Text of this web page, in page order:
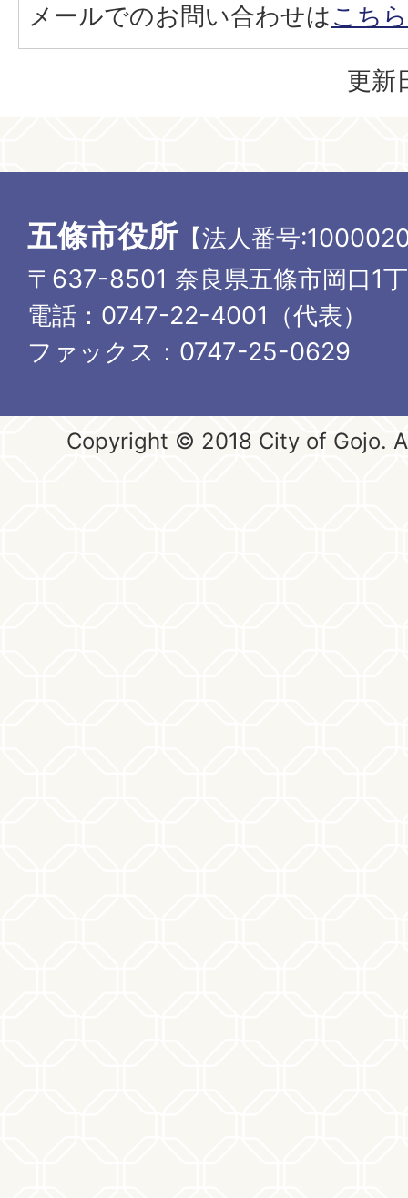
メールでのお問い合わせはこちら
更新
五條市役所 【法人番号
〒637-8501 奈良県五條市岡口1
電話：0747-22-4001（代表）
ファックス：0747-25-0629
Copyright © 2018 City of Gojo.